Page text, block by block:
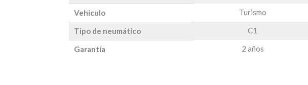
Vehículo Turismo
Tipo de neumático C1
Garantía 2 años